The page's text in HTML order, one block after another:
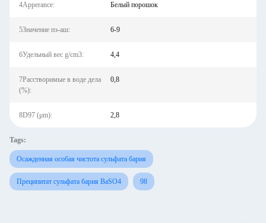
4Apperance: Белый порошок
5Значение пэ-аш: 6-9
6Удельный вес g/cm3: 4,4
7Расстворимые в воде дела
(%):
0,8
8D97 (μm): 2,8
Tags:
Осажденная особая чистота сульфата бария
Преципитат сульфата бария BaSO4 98